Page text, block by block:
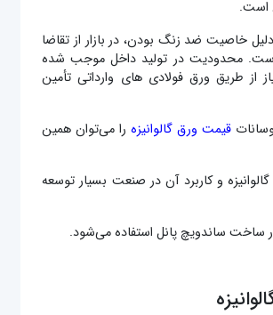
است.
دلیل خاصیت ضد زنگ بودن، در بازار از تقاضا
است. محدودیت در تولید داخل موجب شده
از طریق ورق‌ فولادی های وارداتی تأمین
قیمت ورق گالوانیزهرا می‌توان همین
گالوانیزه و کاربرد آن در صنعت بسیار توسعه
در ساخت ساندویچ ‌پانل استفاده می‌شود.